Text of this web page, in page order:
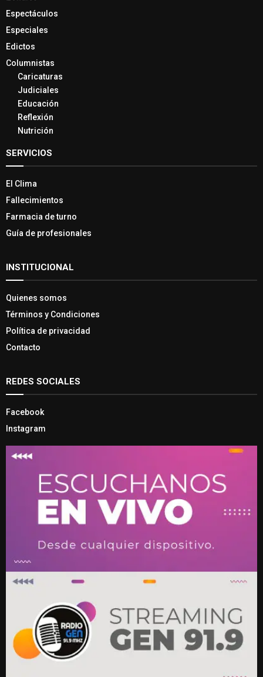
Espectáculos
Especiales
Edictos
Columnistas
Caricaturas
Judiciales
Educación
Reflexión
Nutrición
SERVICIOS
El Clima
Fallecimientos
Farmacia de turno
Guía de profesionales
INSTITUCIONAL
Quienes somos
Términos y Condiciones
Política de privacidad
Contacto
REDES SOCIALES
Facebook
Instagram